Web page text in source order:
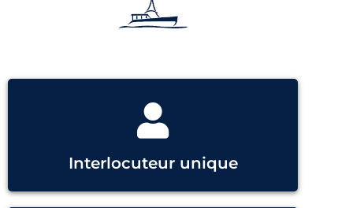
Interlocuteur unique